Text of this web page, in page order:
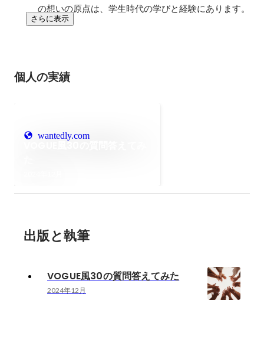
の想いの原点は、学生時代の学びと経験にあります。
さらに表示
個人の実績
wantedly.com
出版と執筆
VOGUE風30の質問答えてみた
2024年12月